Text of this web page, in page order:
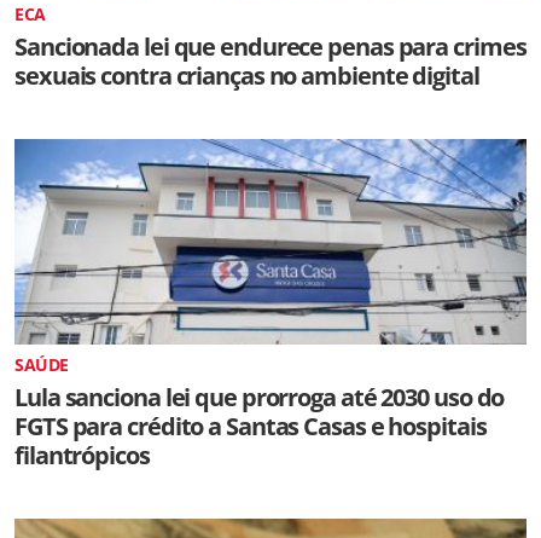
ECA
Sancionada lei que endurece penas para crimes
sexuais contra crianças no ambiente digital
SAÚDE
Lula sanciona lei que prorroga até 2030 uso do
FGTS para crédito a Santas Casas e hospitais
filantrópicos